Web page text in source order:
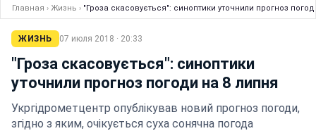
Главная › Жизнь › "Гроза скасовується": синоптики уточнили прогноз
ЖИЗНЬ 07 июля 2018 · 20:33
"Гроза скасовується": синоптики
уточнили прогноз погоди на 8 липня
Укргідрометцентр опублікував новий прогноз погоди,
згідно з яким, очікується суха сонячна погода